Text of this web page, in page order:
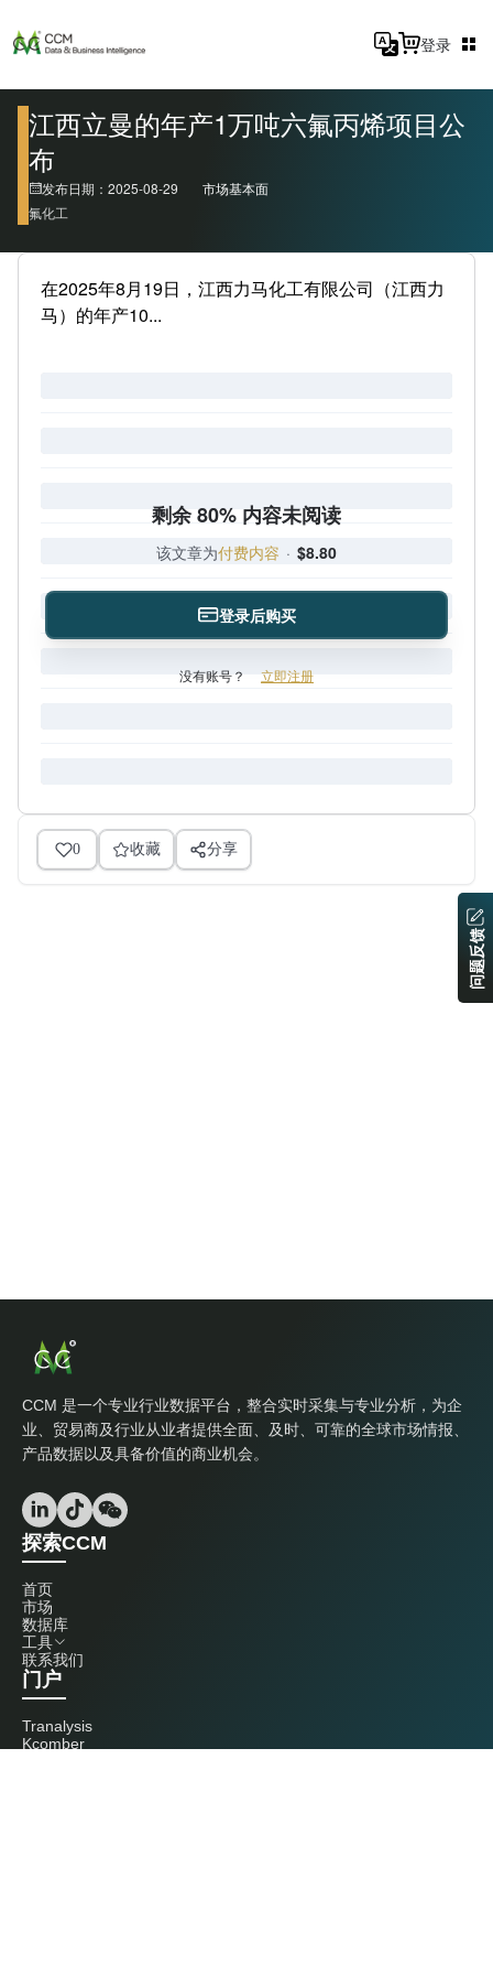
登录
江西立曼的年产1万吨六氟丙烯项目公
布
发布日期：2025-08-29
市场基本面
氟化工
在2025年8月19日，江西力马化工有限公司（江西力
马）的年产10...
剩余 80% 内容未阅读
该文章为付费内容 · $8.80
登录后购买
没有账号？ 立即注册
0 收藏 分享
CCM 是一个专业行业数据平台，整合实时采集与专业分析，为企
业、贸易商及行业从业者提供全面、及时、可靠的全球市场情报、
产品数据以及具备价值的商业机会。
探索CCM
首页
市场
数据库
工具
联系我们
门户
Tranalysis
Kcomber
问题反馈